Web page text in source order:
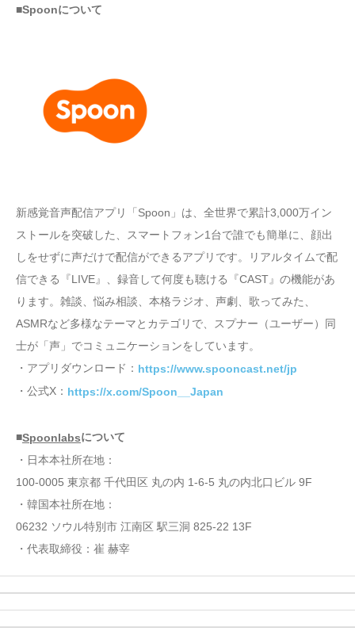
■Spoonについて
新感覚音声配信アプリ「Spoon」は、全世界で累計3,000万イン
ストールを突破した、スマートフォン1台で誰でも簡単に、顔出
しをせずに声だけで配信ができるアプリです。リアルタイムで配
信できる『LIVE』、録音して何度も聴ける『CAST』の機能があ
ります。雑談、悩み相談、本格ラジオ、声劇、歌ってみた、
ASMRなど多様なテーマとカテゴリで、スプナー（ユーザー）同
士が「声」でコミュニケーションをしています。
・アプリダウンロード： https://www.spooncast.net/jp
・公式X： https://x.com/Spoon__Japan
■Spoonlabsについて
・日本本社所在地：
100-0005 東京都 千代田区 丸の内 1-6-5 丸の内北口ビル 9F
・韓国本社所在地：
06232 ソウル特別市 江南区 駅三洞 825-22 13F
・代表取締役：崔 赫宰